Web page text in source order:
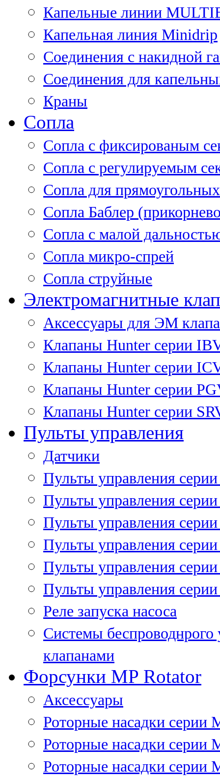
Капельные линии
Капельная линия Minidrip
Соединения с накидной
Соединения для
Краны
Сопла
Cопла с фиксированым
Сопла с регулируемым
Сопла для
Сопла Баблер
Сопла с малой
Сопла микро-спрей
Сопла струйные
Электромагнитные
Аксессуары для ЭМ
Клапаны Hunter серии
Клапаны Hunter серии
Клапаны Hunter серии
Клапаны Hunter серии
Пульты управления
Датчики
Пульты управления
Пульты управления
Пульты управления
Пульты управления
Пульты управления
Пульты управления
Реле запуска насоса
Системы
клапанами
Форсунки MP Rotator
Аксессуары
Роторные насадки серии
Роторные насадки серии
Роторные насадки серии